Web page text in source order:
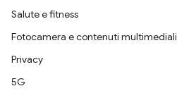
Salute e fitness
Fotocamera e contenuti multimediali
Privacy
5G